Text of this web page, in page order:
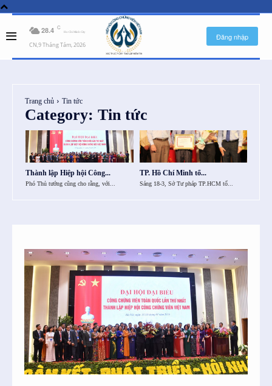
28.4 C
Ho Chi Minh City
CN,9 Tháng Tám, 2026
Đăng nhập
Trang chủ Tin tức
Category: Tin tức
Thành lập Hiệp hội Công...
Phó Thủ tướng cũng cho rằng, với...
TP. Hồ Chí Minh tổ...
Sáng 18-3, Sở Tư pháp TP.HCM tổ...